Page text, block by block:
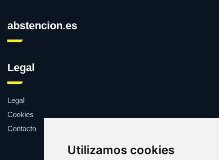
Utilizamos cookies
abstencion.es
Legal
Legal
Cookies
Contacto